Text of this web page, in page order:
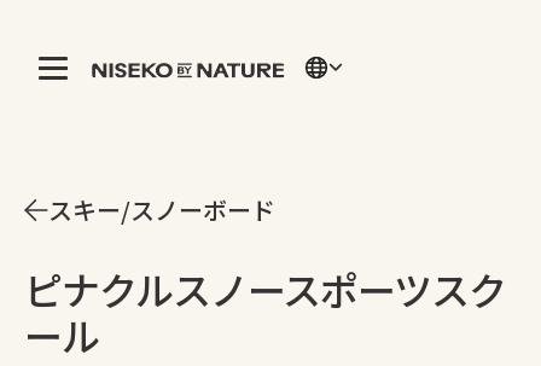
スキー/スノーボード
ピナクルスノースポーツスク
ール